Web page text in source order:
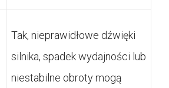
Tak, nieprawidłowe dźwięki
silnika, spadek wydajności lub
niestabilne obroty mogą